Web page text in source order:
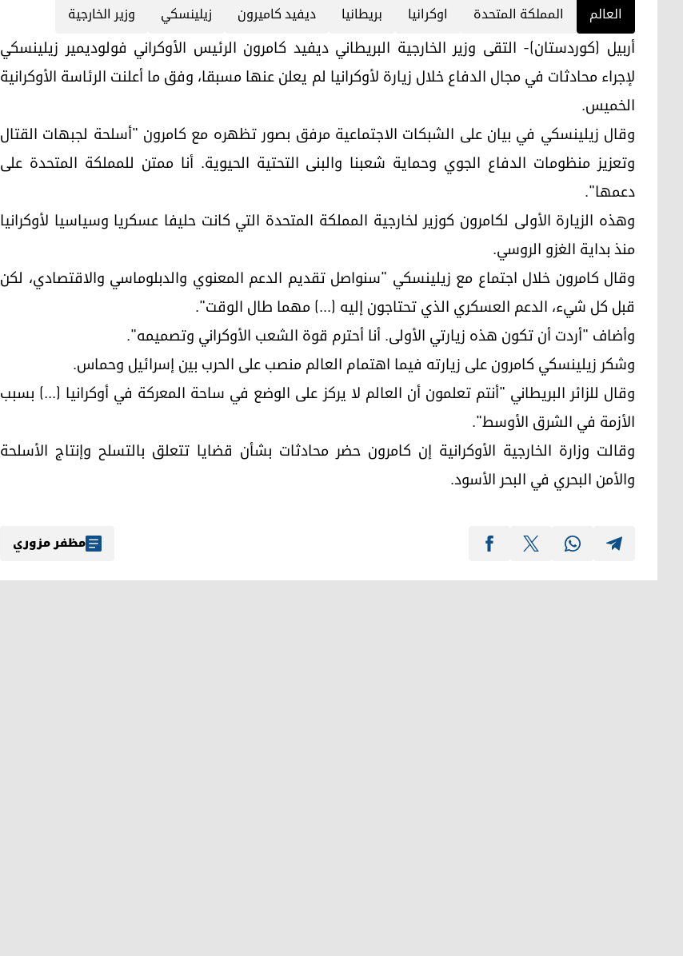
العالم المملكة المتحدة اوكرانيا بريطانيا ديفيد كاميرون زيلينسكي وزير الخارجية
أربيل (كوردستان)- التقى وزير الخارجية البريطاني ديفيد كامرون الرئيس الأوكراني فولوديمير زيلينسكي
لإجراء محادثات في مجال الدفاع خلال زيارة لأوكرانيا لم يعلن عنها مسبقا، وفق ما أعلنت الرئاسة الأوكرانية
الخميس.
وقال زيلينسكي في بيان على الشبكات الاجتماعية مرفق بصور تظهره مع كامرون "أسلحة لجبهات القتال
وتعزيز منظومات الدفاع الجوي وحماية شعبنا والبنى التحتية الحيوية. أنا ممتن للمملكة المتحدة على
دعمها".
وهذه الزيارة الأولى لكامرون كوزير لخارجية المملكة المتحدة التي كانت حليفا عسكريا وسياسيا لأوكرانيا
منذ بداية الغزو الروسي.
وقال كامرون خلال اجتماع مع زيلينسكي "سنواصل تقديم الدعم المعنوي والدبلوماسي والاقتصادي، لكن
قبل كل شيء، الدعم العسكري الذي تحتاجون إليه (...) مهما طال الوقت".
وأضاف "أردت أن تكون هذه زيارتي الأولى. أنا أحترم قوة الشعب الأوكراني وتصميمه".
وشكر زيلينسكي كامرون على زيارته فيما اهتمام العالم منصب على الحرب بين إسرائيل وحماس.
وقال للزائر البريطاني "أنتم تعلمون أن العالم لا يركز على الوضع في ساحة المعركة في أوكرانيا (...) بسبب
الأزمة في الشرق الأوسط".
وقالت وزارة الخارجية الأوكرانية إن كامرون حضر محادثات بشأن قضايا تتعلق بالتسلح وإنتاج الأسلحة
والأمن البحري في البحر الأسود.
مظفر مزوري